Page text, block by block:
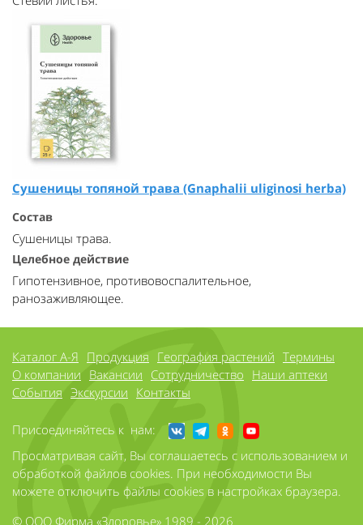
Сушеницы топяной трава (Gnaphalii uliginosi herba)
Состав
Сушеницы трава.
Целебное действие
Гипотензивное, противовоспалительное,
ранозаживляющее.
Каталог А-Я Продукция География растений Термины
О компании Вакансии Сотрудничество Наши аптеки
События Экскурсии Контакты
Присоединяйтесь к нам:
Просматривая сайт, Вы соглашаетесь с использованием и
обработкой файлов cookies. При необходимости Вы
можете отключить файлы cookies в настройках браузера.
© ООО Фирма «Здоровье» 1989 - 2026